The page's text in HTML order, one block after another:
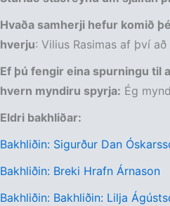
Hvaða samherji hefur komið
hverju: Vilius Rasimas af því
Ef þú fengir eina spurningu til
hvern myndiru spyrja: Ég
Eldri bakhliðar:
Bakhliðin: Sigurður Dan
Bakhliðin: Breki Hrafn Árnason
Bakhliðin: Bakhliðin: Lilja